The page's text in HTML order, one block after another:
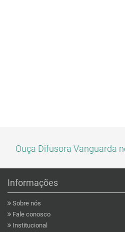
Ouça Difusora Vanguarda
Informações
Sobre nós
Fale conosco
Institucional